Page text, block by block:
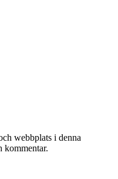
webbplats i denna
kommentar.